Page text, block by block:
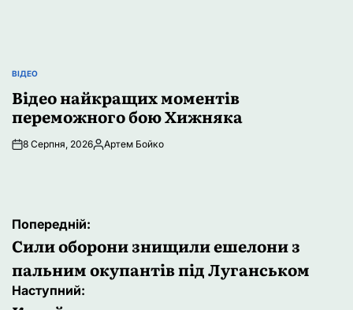
ОПУБЛІКУВАТИ
ВІДЕО
Відео найкращих моментів
переможного бою Хижняка
8 Серпня, 2026Опубліковано
Артем Бойко
Навігація
записів
Попередній:
Сили оборони знищили ешелони з
пальним окупантів під Луганськом
Наступний: